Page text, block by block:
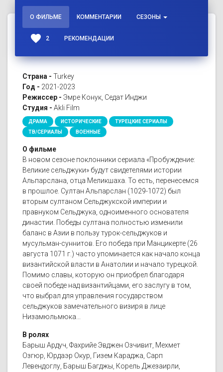
О ФИЛЬМЕ КОММЕНТАРИИ СЕЗОНЫ
favorite 2 РЕКОМЕНДАЦИИ
Страна - Turkey
Год - 2021-2023
Режиссер - Эмре Конук, Седат Инджи
Студия - Akli Film
ДРАМА ИСТОРИЧЕСКИЕ
ТУРЕЦКИЕ СЕРИАЛЫ
ТВ/СЕРИАЛЫ
ВОЕННЫЕ
О фильме
В новом сезоне поклонники сериала «Пробуждение:
Великие сельджуки» будут свидетелями истории
Альпарслана, отца Меликшаха. То есть, перенесемся
в прошлое. Султан Альпарслан (1029-1072) был
вторым султаном Сельджукской империи и
правнуком Сельджука, одноименного основателя
династии. Победы султана полностью изменили
баланс в Азии в пользу турок-сельджуков и
мусульман-суннитов. Его победа при Манцикерте (26
августа 1071 г.) часто упоминается как начало конца
византийской власти в Анатолии и начало турецкой.
Помимо славы, которую он приобрел благодаря
своей победе над византийцами, его заслугу в том,
что выбрал для управления государством
сельджуков замечательного визиря в лице
Низамюльмюка...
В ролях
Барыш Ардуч, Фахрийе Эвджен Озчивит, Мехмет
Озгюр, Юрдаэр Окур, Гизем Караджа, Сарп
Левендоглу, Барыш Багджы, Корель Джезаирли,